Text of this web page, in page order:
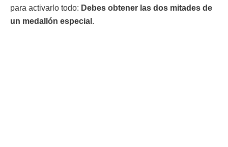
para activarlo todo: Debes obtener las dos mitades de
un medallón especial .